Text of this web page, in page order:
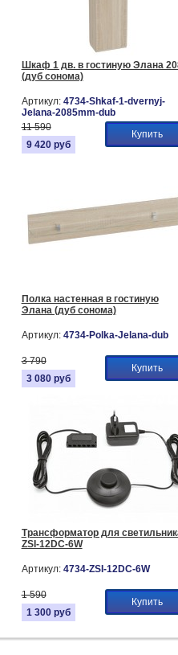
Шкаф 1 дв. в гостиную Элана
(дуб сонома)
Артикул: 4734-Shkaf-1-dvernyj-
Jelana-2085mm-dub
11 590
9 420 руб
Купить
Полка настенная в гостиную
Элана (дуб сонома)
Артикул: 4734-Polka-Jelana-dub
3 790
3 080 руб
Купить
Трансформатор для
ZSI-12DC-6W
Артикул: 4734-ZSI-12DC-6W
1 590
1 300 руб
Купить